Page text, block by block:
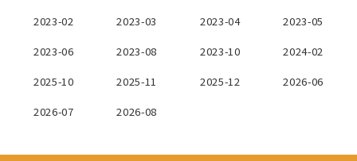
2023-02
2023-03 2023-04
2023-05
2023-06
2023-08 2023-10
2024-02
2025-10
2025-11 2025-12
2026-06
2026-07
2026-08